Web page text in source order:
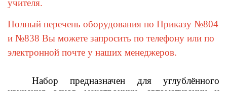
учителя.
Полный перечень оборудования по Приказу №804
и №838 Вы можете запросить по телефону или по
электронной почте у наших менеджеров.
Набор предназначен для углублённого